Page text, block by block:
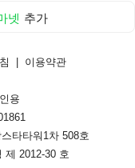
넷 추가
이용약관
용
타타워1차 508호
제 2012-30 호